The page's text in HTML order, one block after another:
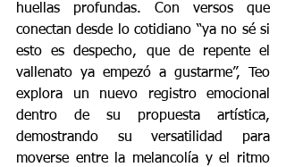
huellas profundas. Con versos que
conectan desde lo cotidiano “ya no sé si
esto es despecho, que de repente el
vallenato ya empezó a gustarme”, Teo
explora un nuevo registro emocional
dentro de su propuesta artística,
demostrando su versatilidad para
moverse entre la melancolía y el ritmo